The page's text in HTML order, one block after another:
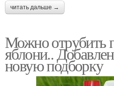
читать дальше →
Можно отрубить
яблони..
новую подборку